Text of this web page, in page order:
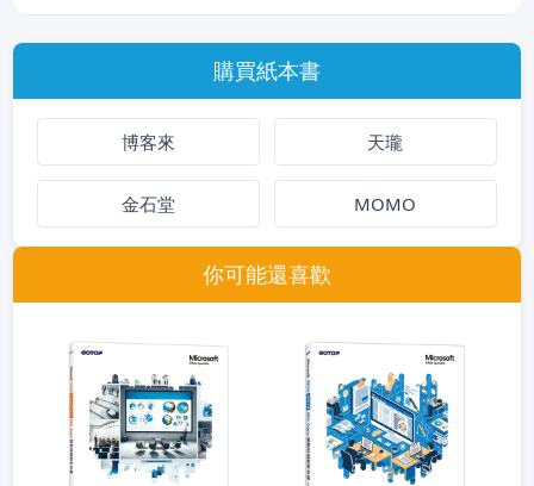
購買紙本書
博客來 天瓏
金石堂 MOMO
你可能還喜歡